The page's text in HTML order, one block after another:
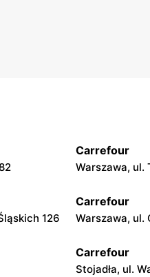
Carrefour
Warszawa, ul.
126
Carrefour
Warszawa, ul.
Carrefour
Stojadła, ul.